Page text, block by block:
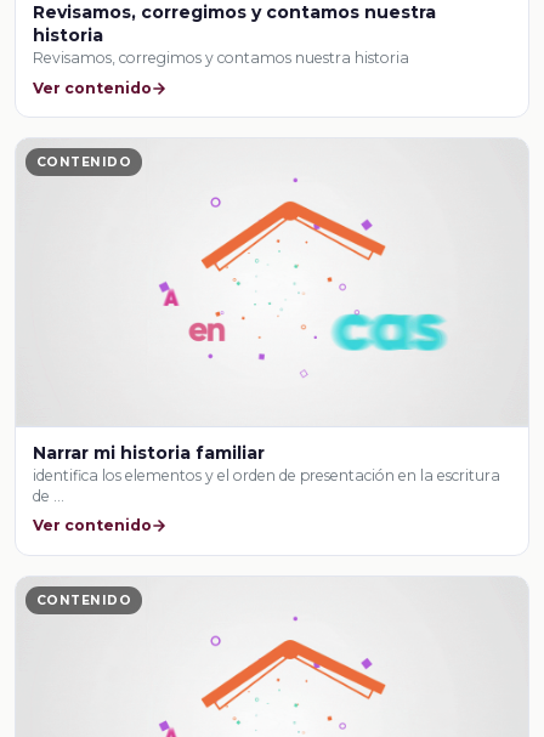
Revisamos, corregimos y contamos nuestra
historia
Revisamos, corregimos y contamos nuestra historia
Ver contenido
CONTENIDO
Narrar mi historia familiar
identifica los elementos y el orden de presentación en la escritura
de …
Ver contenido
CONTENIDO